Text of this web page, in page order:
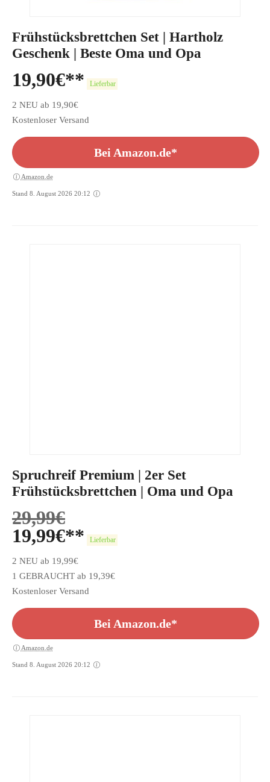
Frühstücksbrettchen Set | Hartholz
Geschenk | Beste Oma und Opa
19,90€ Lieferbar
2 NEU ab 19,90€
Kostenloser Versand
Bei Amazon.de*
Amazon.de
Stand 8. August 2026 20:12
Spruchreif Premium | 2er Set
Frühstücksbrettchen | Oma und Opa
29,99€
19,99€ Lieferbar
2 NEU ab 19,99€
1 GEBRAUCHT ab 19,39€
Kostenloser Versand
Bei Amazon.de*
Amazon.de
Stand 8. August 2026 20:12